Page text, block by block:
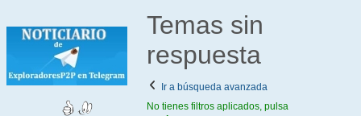
Temas sin
respuesta
Ir a búsqueda avanzada
No tienes filtros aplicados, pulsa